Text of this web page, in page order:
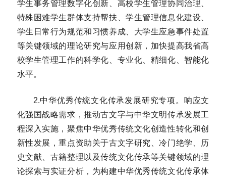
学生事务管理数字化创新、高校学生管理协同治理、
特殊困难学生群体支持帮扶、学生管理信息化建设、
学生日常行为规范和习惯养成、大学生应急事件处置
等关键领域的理论研究与应用创新，加快提高我省高
校学生管理工作的科学化、专业化、精细化、智能化
水平。
2.中华优秀传统文化传承发展研究专项。响应文
化强国战略需求，推动古文字与中华文明传承发展工
程深入实施，聚焦中华优秀传统文化创造性转化和创
新性发展，重点资助关于古文字研究、冷门绝学、历
史文献、古籍整理以及传统文化传承等关键领域的理
论探索与实证分析，为构建中华优秀传统文化传承体